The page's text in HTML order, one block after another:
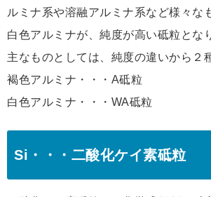
ルミナ系や溶融アルミナ系など様々な
白色アルミナが、純度が高い砥粒とな
主なものとしては、純度の違いから２
褐色アルミナ・・・A砥粒
白色アルミナ・・・WA砥粒
Si・・・二酸化ケイ素砥粒